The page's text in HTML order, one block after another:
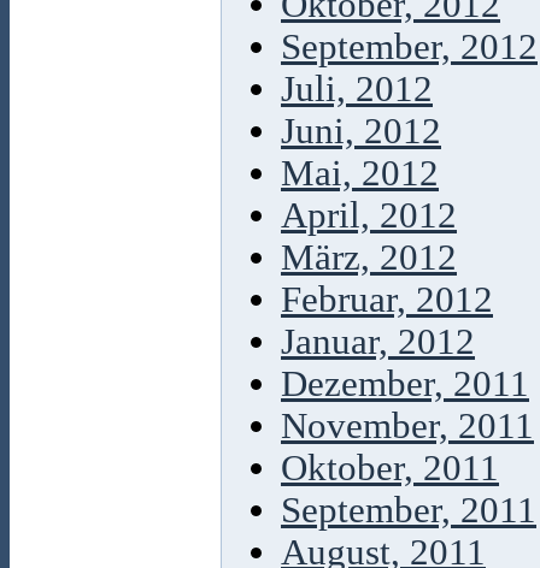
September, 2012
Juli, 2012
Juni, 2012
Mai, 2012
April, 2012
März, 2012
Februar, 2012
Januar, 2012
Dezember, 2011
November, 2011
Oktober, 2011
September, 2011
August, 2011